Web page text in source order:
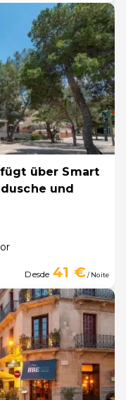
über Smart
und
Desde 41 €/ Noite